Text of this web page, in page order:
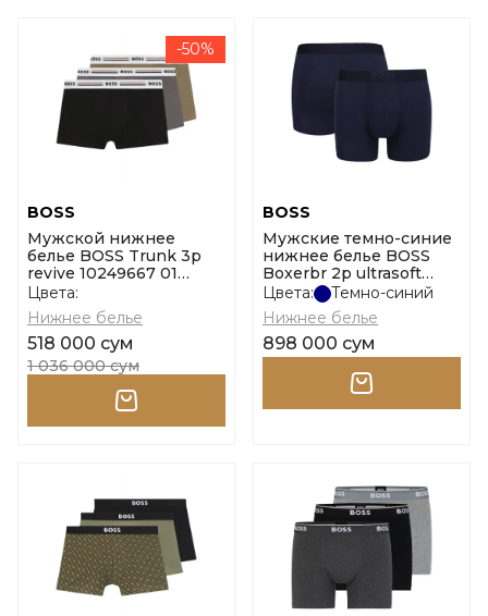
-50%
BOSS
Мужской нижнее
белье BOSS Trunk 3p
revive 10249667 01
размер l
Цвета:
Нижнее белье
518 000 сум
1 036 000 сум
BOSS
Мужские темно-синие
нижнее белье BOSS
Boxerbr 2p ultrasoft
10243713 01 размер l
Цвета:
Темно-синий
Нижнее белье
898 000 сум